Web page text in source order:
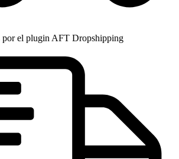
por el plugin AFT Dropshipping